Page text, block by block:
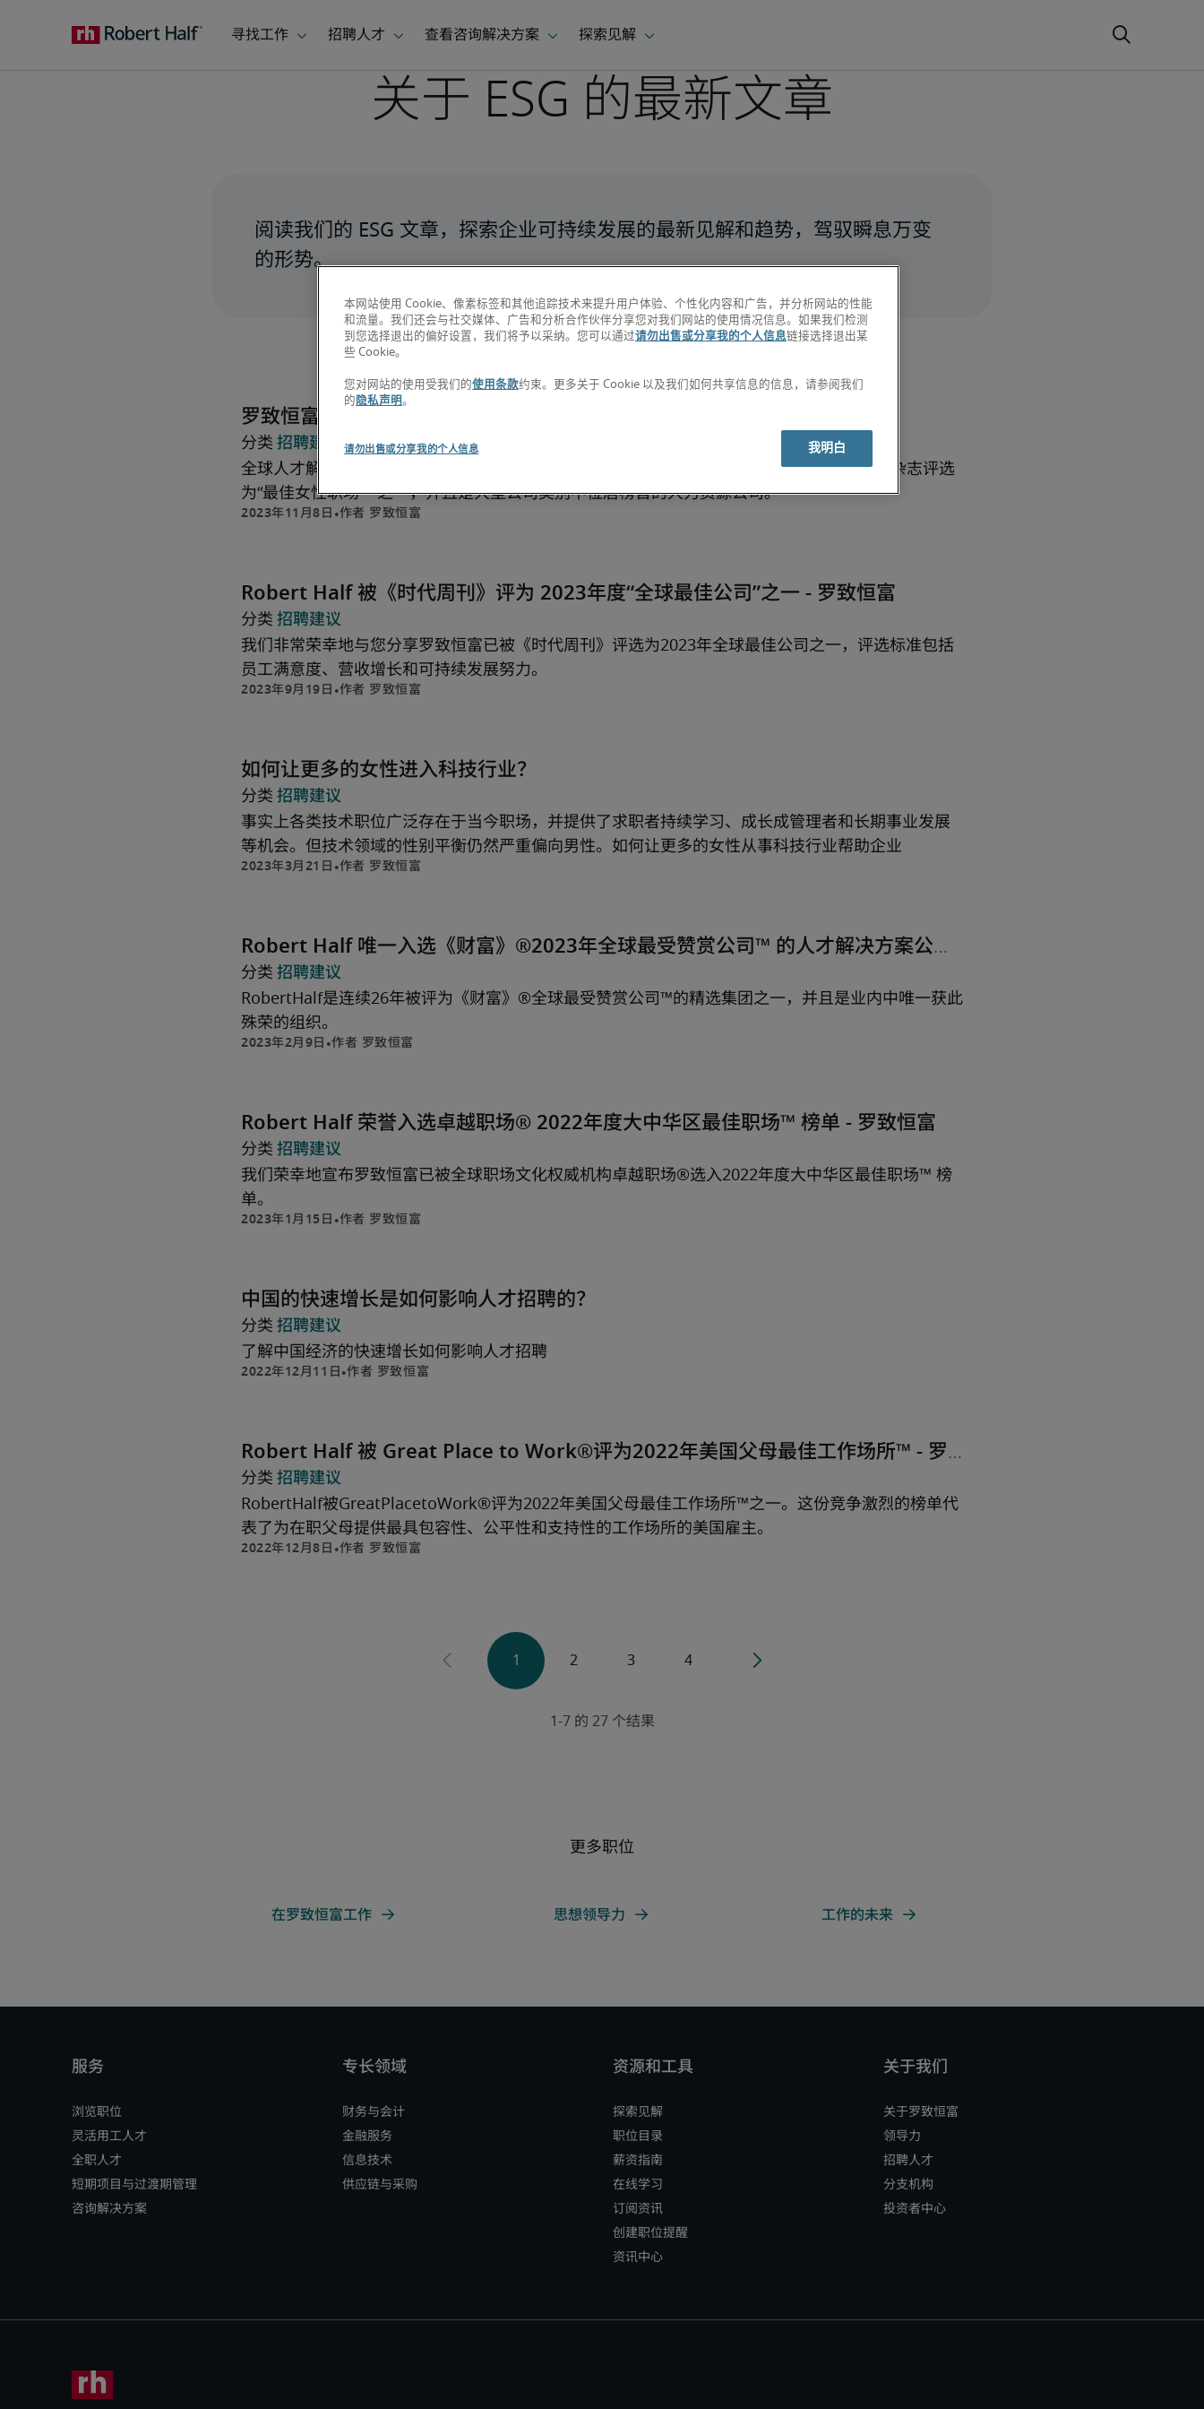
关于 ESG 的最新文章
阅读我们的 ESG 文章，探索企业可持续发展的最新见解和趋势，驾驭瞬息万变
的形势。
罗致恒富荣誉入选《财富》杂志2023年最佳女性职场
全球人才解决方案和商业咨询公司 Robert Half（纽交所代码：RHI）连续第二年被《财富》杂志评选
为“最佳女性职场™”之一，并且是大型公司类别中位居榜首的人力资源公司。
罗致恒富
招聘建议
Robert Half 被《时代周刊》评为 2023年度“全球最佳公司”之一 - 罗致恒富
我们非常荣幸地与您分享罗致恒富已被《时代周刊》评选为2023年全球最佳公司之一，评选标准包括
员工满意度、营收增长和可持续发展努力。
罗致恒富
招聘建议
如何让更多的女性进入科技行业？
事实上各类技术职位广泛存在于当今职场，并提供了求职者持续学习、成长成管理者和长期事业发展
等机会。但技术领域的性别平衡仍然严重偏向男性。如何让更多的女性从事科技行业帮助企业
罗致恒富
招聘建议
Robert Half 唯一入选《财富》®2023年全球最受赞赏公司™ 的人才解决方案公司-
罗致恒富
RobertHalf是连续26年被评为《财富》®全球最受赞赏公司™的精选集团之一，并且是业内中唯一获此
殊荣的组织。
罗致恒富
招聘建议
Robert Half 荣誉入选卓越职场® 2022年度大中华区最佳职场™ 榜单 - 罗致恒富
我们荣幸地宣布罗致恒富已被全球职场文化权威机构卓越职场®选入2022年度大中华区最佳职场™ 榜
单。
罗致恒富
招聘建议
中国的快速增长是如何影响人才招聘的？
了解中国经济的快速增长如何影响人才招聘
罗致恒富
招聘建议
Robert Half 被 Great Place to Work®评为2022年美国父母最佳工作场所™ - 罗
致恒富
RobertHalf被GreatPlacetoWork®评为2022年美国父母最佳工作场所™之一。这份竞争激烈的榜单代
表了为在职父母提供最具包容性、公平性和支持性的工作场所的美国雇主。
罗致恒富
招聘建议
更多职位
浏览职位
灵活用工人才
全职人才
短期项目与过渡期管理
咨询解决方案
财务与会计
金融服务
信息技术
供应链与采购
探索见解
职位目录
薪资指南
在线学习
订阅资讯
创建职位提醒
资讯中心
关于罗致恒富
领导力
招聘人才
分支机构
投资者中心
本网站使用 Cookie、像素标签和其他追踪技术来提升用户体验、个性化内容和广告，并分析网站的性能
和流量。我们还会与社交媒体、广告和分析合作伙伴分享您对我们网站的使用情况信息。如果我们检测
到您选择退出的偏好设置，我们将予以采纳。您可以通过请勿出售或分享我的个人信息链接选择退出某
些 Cookie。
您对网站的使用受我们的使用条款约束。更多关于 Cookie 以及我们如何共享信息的信息，请参阅我们
的 隐私声明。
请勿出售或分享我的个人信息 我明白